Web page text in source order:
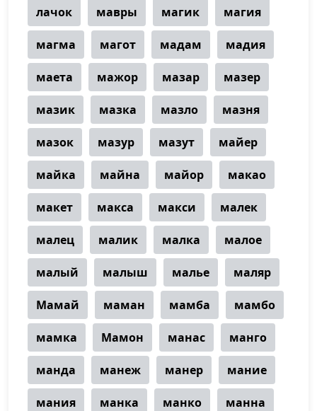
лачок мавры магик магия
магма магот мадам мадия
маета мажор мазар мазер
мазик мазка мазло мазня
мазок мазур мазут майер
майка майна майор макао
макет макса макси малек
малец малик малка малое
малый малыш малье маляр
Мамай маман мамба мамбо
мамка Мамон манас манго
манда манеж манер мание
мания манка манко манна